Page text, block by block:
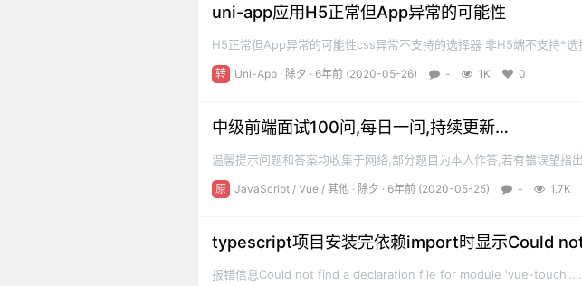
uni-app应用H5正常但App异常的可能性
H5正常但App异常的可能性css异常不支持的选择器 非H5端不支持*选
元素选择器请改为page，同样，div和ul和li等改为view、span和font
转 Uni-App · 除夕 · 6年前 (2020-05-26) - 1K 0
中级前端面试100问,每日一问,持续更新…
温馨提示问题和答案均收集于网络,部分题目为本人作答,若有错误望指
页面显示全过程其实从输入URL到页面展示在我们眼前所经历的过程其
原 JavaScript /Vue /其他 · 除夕 · 6年前 (2020-05-25) - 1.7K
typescript项目安装完依赖import时显示Could
报错信息Could not find a declaration file for module 'vue-touch'.